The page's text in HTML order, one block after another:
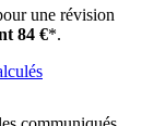
une révision
84 €*.